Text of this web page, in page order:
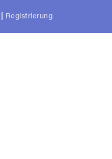
Registrierung